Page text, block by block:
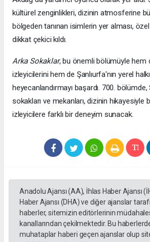
kültürel zenginlikleri, dizinin atmosferine
bölgeden tanınan isimlerin yer alması,
dikkat çekici kıldı.
Arka Sokaklar, bu önemli bölümüyle hem
izleyicilerini hem de Şanlıurfa'nın yerel
heyecanlandırmayı başardı. 700. bölümde,
sokakları ve mekanları, dizinin hikayesiyle
izleyicilere farklı bir deneyim sunacak.
Anadolu Ajansı (AA), İhlas Haber Ajansı
Haber Ajansı (DHA) ve diğer ajanslar
haberler, sitemizin editörlerinin
kanallarından çekilmektedir. Bu
muhataplar haberi geçen ajanslar olup